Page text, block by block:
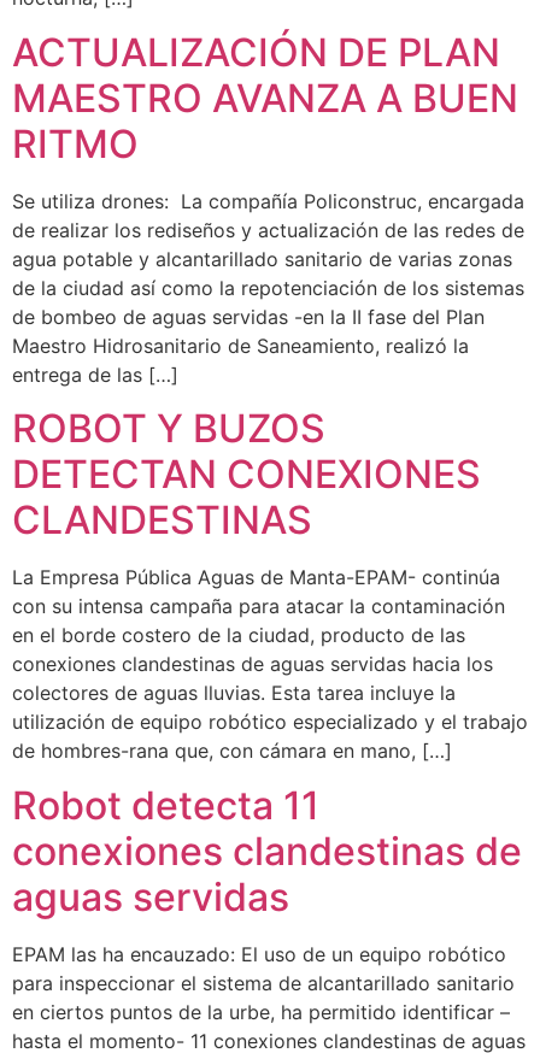
ACTUALIZACIÓN DE PLAN
MAESTRO AVANZA A BUEN
RITMO
Se utiliza drones: La compañía Policonstruc, encargada
de realizar los rediseños y actualización de las redes de
agua potable y alcantarillado sanitario de varias zonas
de la ciudad así como la repotenciación de los sistemas
de bombeo de aguas servidas -en la II fase del Plan
Maestro Hidrosanitario de Saneamiento, realizó la
entrega de las […]
ROBOT Y BUZOS
DETECTAN CONEXIONES
CLANDESTINAS
La Empresa Pública Aguas de Manta-EPAM- continúa
con su intensa campaña para atacar la contaminación
en el borde costero de la ciudad, producto de las
conexiones clandestinas de aguas servidas hacia los
colectores de aguas lluvias. Esta tarea incluye la
utilización de equipo robótico especializado y el trabajo
de hombres-rana que, con cámara en mano, […]
Robot detecta 11
conexiones clandestinas de
aguas servidas
EPAM las ha encauzado: El uso de un equipo robótico
para inspeccionar el sistema de alcantarillado sanitario
en ciertos puntos de la urbe, ha permitido identificar –
hasta el momento- 11 conexiones clandestinas de aguas